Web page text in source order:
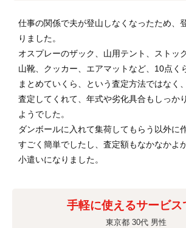
仕事の関係で夫が登山しなくなったため、
りました。
オスプレーのザック、山用テント、ストッ
山靴、クッカー、エアマットなど、10点く
まとめていくら、という査定方法ではなく
査定してくれて、年式や劣化具合もしっか
ようでした。
ダンボールに入れて集荷してもらう以外に
すごく簡単でしたし、査定額もなかなかよ
小遣いになりました。
手軽に使えるサービス
東京都 30代 男性